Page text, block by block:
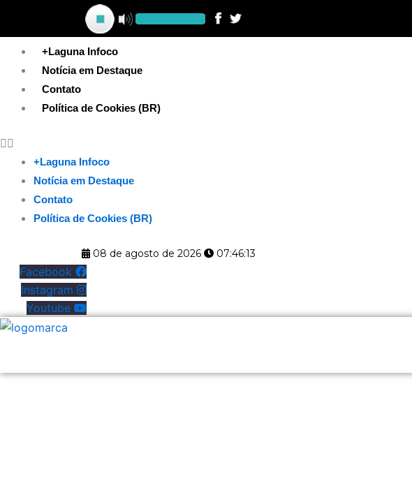
conteúdo
+Laguna Infoco
Notícia em Destaque
Contato
Política de Cookies (BR)
+Laguna Infoco
Notícia em Destaque
Contato
Política de Cookies (BR)
08 de agosto de 2026 07:46:14
Facebook
Instagram
Youtube